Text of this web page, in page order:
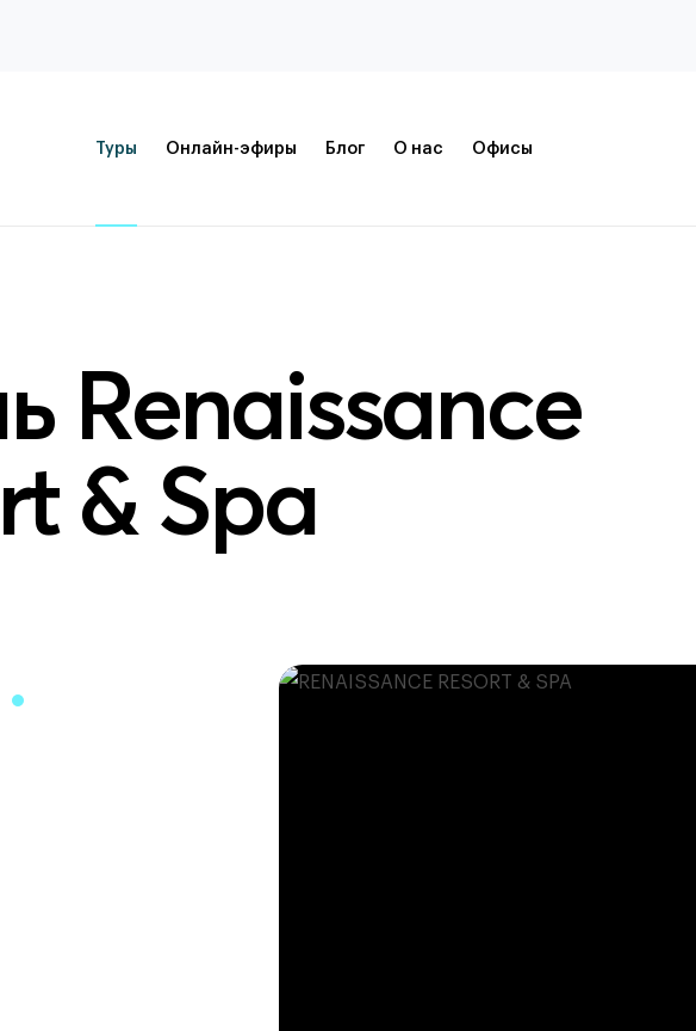
Туры Онлайн-эфиры Блог О нас Офисы
Renaissance
& Spa